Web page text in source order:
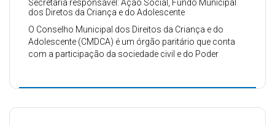
Secretaria responsável: Ação Social, Fundo Municipal
dos Diretos da Criança e do Adolescente
O Conselho Municipal dos Direitos da Criança e do
Adolescente (CMDCA) é um órgão paritário que conta
com a participação da sociedade civil e do Poder